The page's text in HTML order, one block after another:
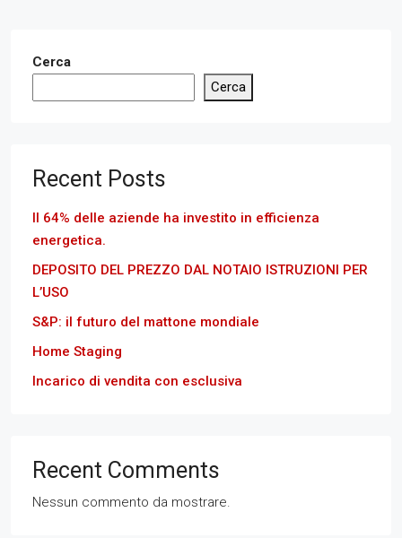
Cerca
Cerca
Recent Posts
Il 64% delle aziende ha investito in efficienza
energetica.
DEPOSITO DEL PREZZO DAL NOTAIO ISTRUZIONI PER
L’USO
S&P: il futuro del mattone mondiale
Home Staging
Incarico di vendita con esclusiva
Recent Comments
Nessun commento da mostrare.